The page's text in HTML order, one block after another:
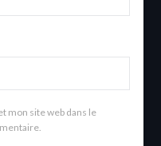
mon site web dans le